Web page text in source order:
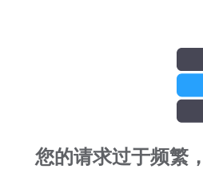
您的请求过于频繁